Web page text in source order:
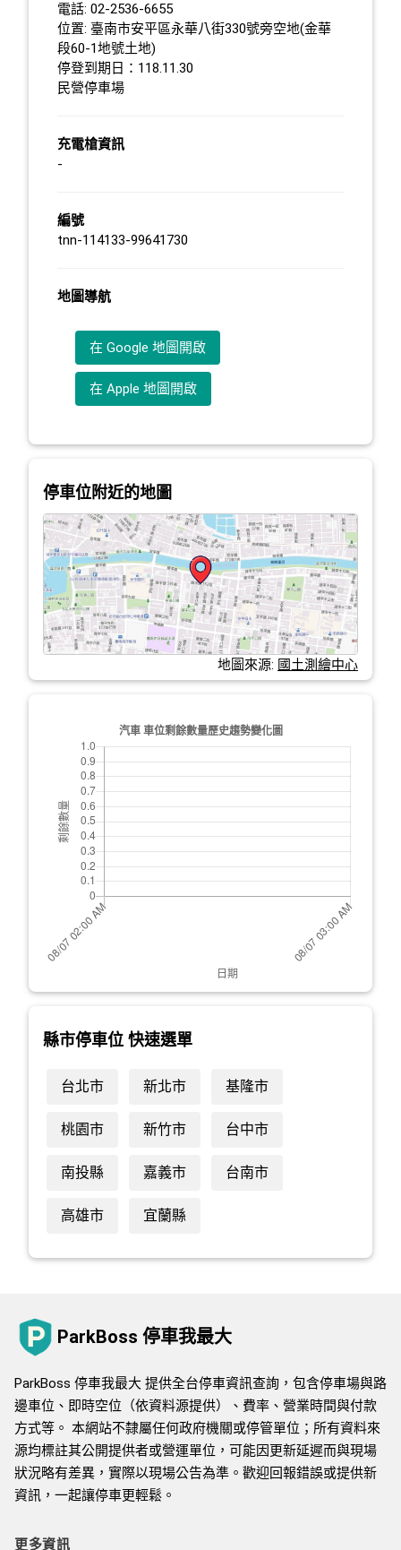
電話: 02-2536-6655
位置: 臺南市安平區永華八街330號旁空地(金華
段60-1地號土地)
停登到期日：118.11.30
民營停車場
充電槍資訊
-
編號
tnn-114133-99641730
地圖導航
在 Google 地圖開啟
在 Apple 地圖開啟
停車位附近的地圖
地圖來源: 國土測繪中心
縣市停車位 快速選單
台北市 新北市 基隆市
桃園市 新竹市 台中市
南投縣 嘉義市 台南市
高雄市 宜蘭縣
ParkBoss 停車我最大
ParkBoss 停車我最大 提供全台停車資訊查詢，包含停車場與路
邊車位、即時空位（依資料源提供）、費率、營業時間與付款
方式等。 本網站不隸屬任何政府機關或停管單位；所有資料來
源均標註其公開提供者或營運單位，可能因更新延遲而與現場
狀況略有差異，實際以現場公告為準。歡迎回報錯誤或提供新
資訊，一起讓停車更輕鬆。
更多資訊